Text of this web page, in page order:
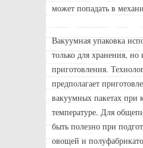
может попадать в
Вакуумная упаковка
только для хранения, но
приготовления.
предполагает
вакуумных пакетах при
температуре. Для
быть полезно при
овощей и